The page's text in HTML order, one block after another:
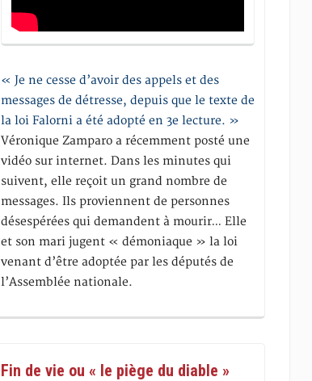
« Je ne cesse d’avoir des appels et des
messages de détresse, depuis que le texte de
la loi Falorni a été adopté en 3e lecture. »
Véronique Zamparo a récemment posté une
vidéo sur internet. Dans les minutes qui
suivent, elle reçoit un grand nombre de
messages. Ils proviennent de personnes
désespérées qui demandent à mourir… Elle
et son mari jugent « démoniaque » la loi
venant d’être adoptée par les députés de
l’Assemblée nationale.
Fin de vie ou « le piège du diable »